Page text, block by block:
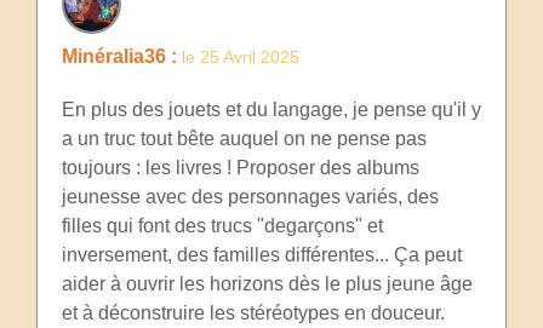
Minéralia36 : le 25 Avril 2025
En plus des jouets et du langage, je pense qu'il y
a un truc tout bête auquel on ne pense pas
toujours : les livres ! Proposer des albums
jeunesse avec des personnages variés, des
filles qui font des trucs "degarçons" et
inversement, des familles différentes... Ça peut
aider à ouvrir les horizons dès le plus jeune âge
et à déconstruire les stéréotypes en douceur.